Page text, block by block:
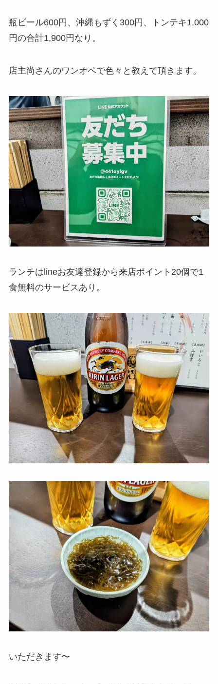
瓶ビール600円、沖縄もずく300円、トンテキ1,000
円の合計1,900円なり。
店主尚さんのワンオペで色々と教えて頂きます。
ランチはlineお友達登録から来店ポイント20個で1
食無料のサービスあり。
いただきます〜